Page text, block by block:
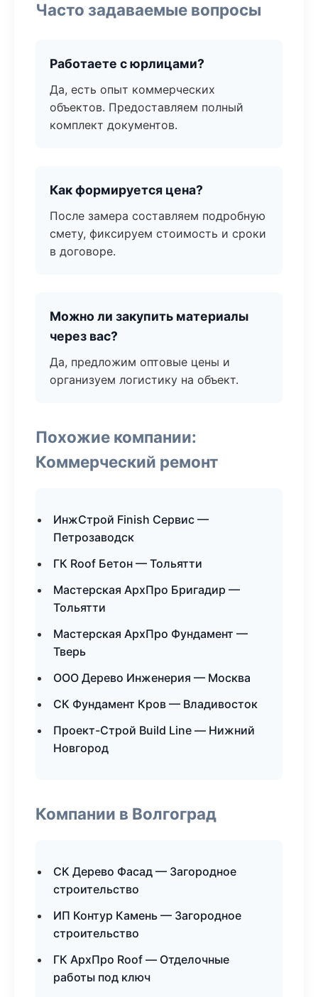
Часто задаваемые вопросы
Работаете с юрлицами?
Да, есть опыт коммерческих
объектов. Предоставляем полный
комплект документов.
Как формируется цена?
После замера составляем подробную
смету, фиксируем стоимость и сроки
в договоре.
Можно ли закупить материалы
через вас?
Да, предложим оптовые цены и
организуем логистику на объект.
Похожие компании:
Коммерческий ремонт
ИнжСтрой Finish Сервис —
Петрозаводск
ГК Roof Бетон — Тольятти
Мастерская АрхПро Бригадир —
Тольятти
Мастерская АрхПро Фундамент —
Тверь
ООО Дерево Инженерия — Москва
СК Фундамент Кров — Владивосток
Проект-Строй Build Line — Нижний
Новгород
Компании в Волгоград
СК Дерево Фасад — Загородное
строительство
ИП Контур Камень — Загородное
строительство
ГК АрхПро Roof — Отделочные
работы под ключ